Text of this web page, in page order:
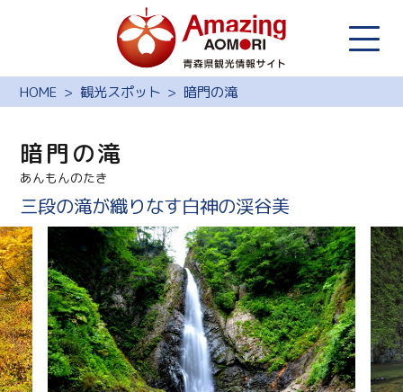
HOME 観光スポット 暗門の滝
暗門の滝
あんもんのたき
三段の滝が織りなす白神の渓谷美